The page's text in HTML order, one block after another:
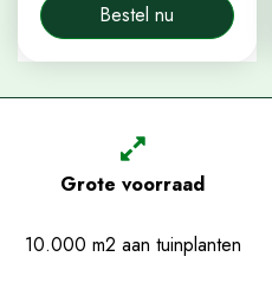
Bestel nu
Grote voorraad
10.000 m2 aan tuinplanten